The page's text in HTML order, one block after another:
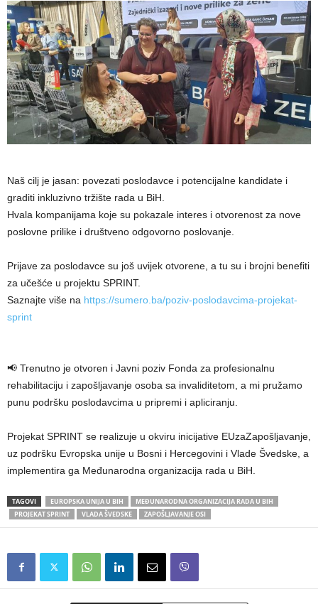
Naš cilj je jasan: povezati poslodavce i potencijalne kandidate i
graditi inkluzivno tržište rada u BiH.
Hvala kompanijama koje su pokazale interes i otvorenost za nove
poslovne prilike i društveno odgovorno poslovanje.
Prijave za poslodavce su još uvijek otvorene, a tu su i brojni benefiti
za učešće u projektu SPRINT.
Saznajte više na https://sumero.ba/poziv-poslodavcima-projekat-
sprint
📢 Trenutno je otvoren i Javni poziv Fonda za profesionalnu
rehabilitaciju i zapošljavanje osoba sa invaliditetom, a mi pružamo
punu podršku poslodavcima u pripremi i apliciranju.
Projekat SPRINT se realizuje u okviru inicijative EUzaZapošljavanje,
uz podršku Evropska unije u Bosni i Hercegovini i Vlade Švedske, a
implementira ga Međunarodna organizacija rada u BiH.
TAGOVI EUROPSKA UNIJA U BIH
MEĐUNARODNA ORGANIZACIJA RADA U BIH
PROJEKAT SPRINT
VLADA ŠVEDSKE ZAPOŠLJAVANJE OSI